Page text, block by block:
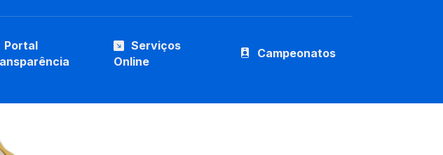
Portal
Serviços
Online
Campeonatos